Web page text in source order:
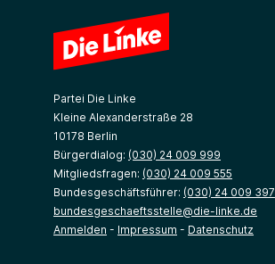
Partei Die Linke
Kleine Alexanderstraße 28
10178 Berlin
Bürgerdialog: (030) 24 009 999
Mitgliedsfragen: (030) 24 009 555
Bundesgeschäftsführer: (030) 24 009 397
bundesgeschaeftsstelle@die-linke.de
Anmelden - Impressum - Datenschutz